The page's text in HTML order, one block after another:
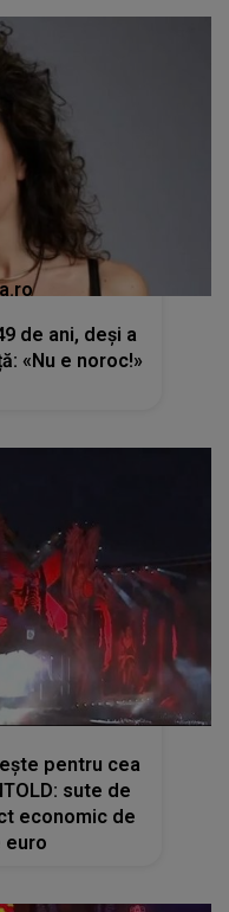
de ani, deși a
«Nu e noroc!»
pentru cea
sute de
economic de
euro